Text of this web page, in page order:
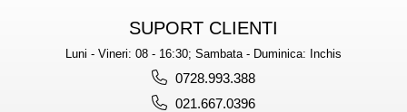
Blaturi din piatra naturala si
SUPORT CLIENTI
Luni - Vineri: 08 - 16:30; Sambata - Duminica: Inchis
0728.993.388
021.667.0396